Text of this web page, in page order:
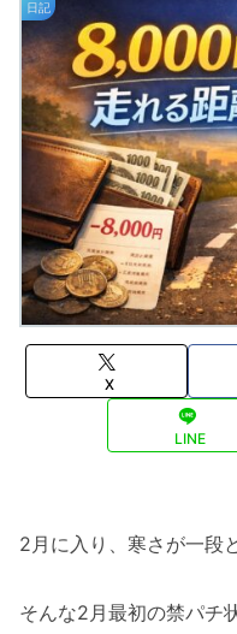
日記
X
LINE
2月に入り、寒さが一段
そんな2月最初の禁パチ